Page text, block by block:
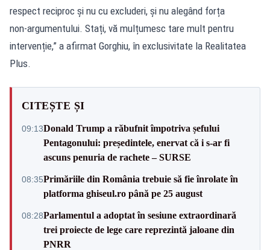
respect reciproc și nu cu excluderi, și nu alegând forța
non‑argumentului. Stați, vă mulțumesc tare mult pentru
intervenție,” a afirmat Gorghiu, în exclusivitate la Realitatea
Plus.
CITEȘTE ȘI
09:13Donald Trump a răbufnit împotriva șefului
Pentagonului: președintele, enervat că i s-ar fi
ascuns penuria de rachete – SURSE
08:35Primăriile din România trebuie să fie înrolate în
platforma ghiseul.ro până pe 25 august
08:28Parlamentul a adoptat în sesiune extraordinară
trei proiecte de lege care reprezintă jaloane din
PNRR